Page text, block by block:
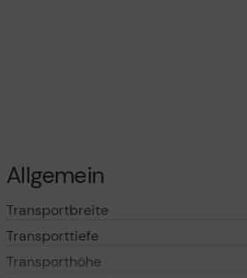
Allgemein
Transportbreite
Transporttiefe
Transporthöhe